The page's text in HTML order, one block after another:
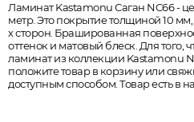
Ламинат Kastamonu Саган NC66 -
метр. Это покрытие толщиной 10
х сторон. Брашированная
оттенок и матовый блеск. Для того,
ламинат из коллекции Kastamonu
положите товар в корзину или
доступным способом. Товар есть в